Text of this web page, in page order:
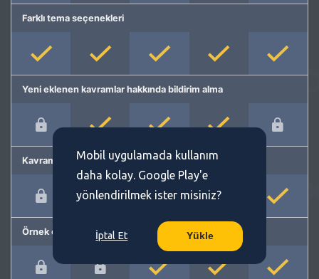
Farklı tema seçenekleri
Yeni eklenen kavramlar hakkında bildirim alma
Kavram önerme
Örnek cümleler
Mobil uygulamada kullanım
daha kolay. Google Play'e
yönlendirilmek ister misiniz?
İptal Et Yükle